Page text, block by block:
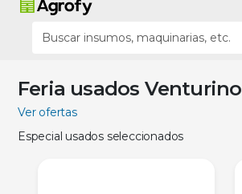
Feria usados Venturino
Ver ofertas
Especial usados seleccionados